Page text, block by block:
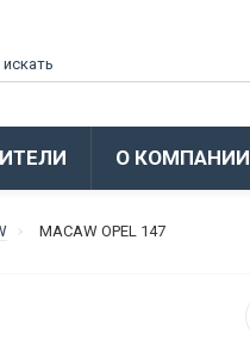
О КОМПАНИИ
MACAW OPEL 147